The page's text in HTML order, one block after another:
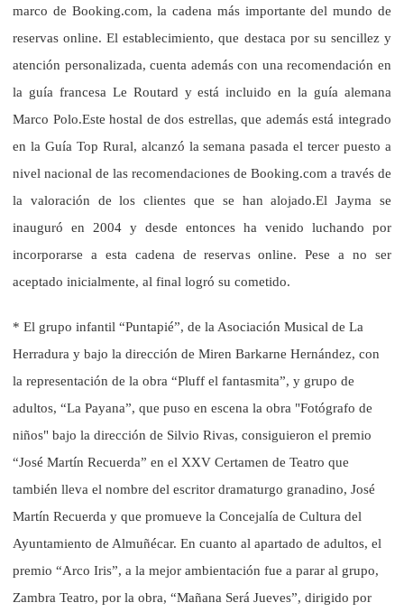
marco de Booking.com, la cadena más importante del mundo de
reservas online. El establecimiento, que destaca por su sencillez y
atención personalizada, cuenta además con una recomendación en
la guía francesa Le Routard y está incluido en la guía alemana
Marco Polo.Este hostal de dos estrellas, que además está integrado
en la Guía Top Rural, alcanzó la semana pasada el tercer puesto a
nivel nacional de las recomendaciones de Booking.com a través de
la valoración de los clientes que se han alojado.El Jayma se
inauguró en 2004 y desde entonces ha venido luchando por
incorporarse a esta cadena de reservas online. Pese a no ser
aceptado inicialmente, al final logró su cometido.
* El grupo infantil “Puntapié”, de la Asociación Musical de La
Herradura y bajo la dirección de Miren Barkarne Hernández, con
la representación de la obra “Pluff el fantasmita”, y grupo de
adultos, “La Payana”, que puso en escena la obra "Fotógrafo de
niños" bajo la dirección de Silvio Rivas, consiguieron el premio
“José Martín Recuerda” en el XXV Certamen de Teatro que
también lleva el nombre del escritor dramaturgo granadino, José
Martín Recuerda y que promueve la Concejalía de Cultura del
Ayuntamiento de Almuñécar. En cuanto al apartado de adultos, el
premio “Arco Iris”, a la mejor ambientación fue a parar al grupo,
Zambra Teatro, por la obra, “Mañana Será Jueves”, dirigido por